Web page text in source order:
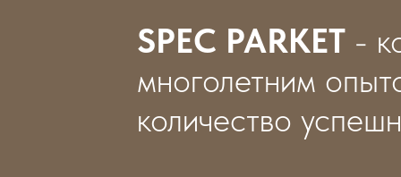
SPEC PARKET-
многолетним
количество